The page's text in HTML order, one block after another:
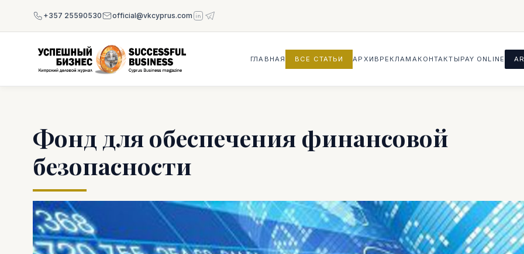
+357 25590530 official@vkcyprus.com
ГЛАВНАЯ ВСЕ СТАТЬИ АРХИВ РЕКЛАМА КОНТАКТЫ PAY ONLINE
Фонд для обеспечения финансовой
безопасности